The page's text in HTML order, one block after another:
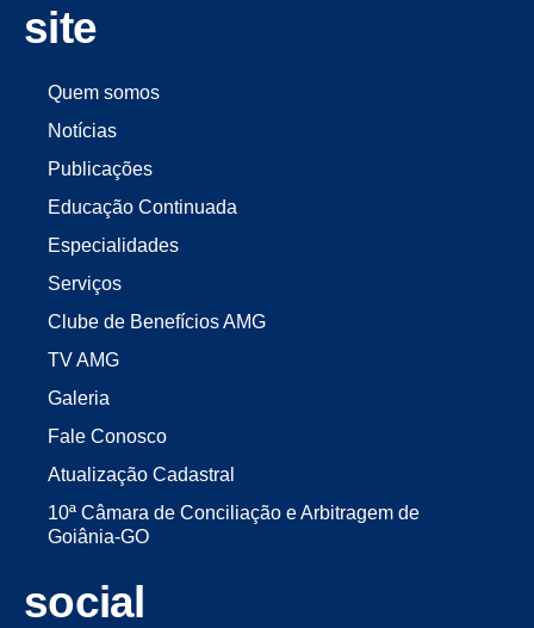
site
Quem somos
Notícias
Publicações
Educação Continuada
Especialidades
Serviços
Clube de Benefícios AMG
TV AMG
Galeria
Fale Conosco
Atualização Cadastral
10ª Câmara de Conciliação e Arbitragem de
Goiânia-GO
social